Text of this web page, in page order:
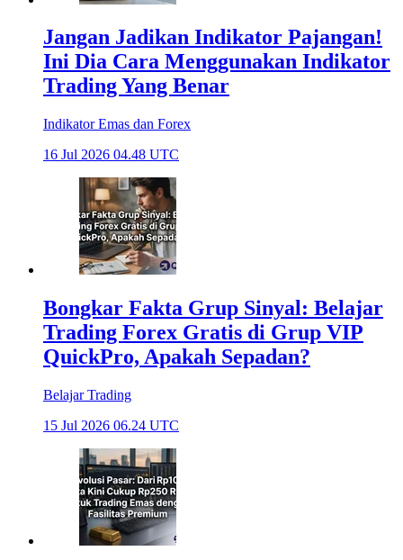
Jangan Jadikan Indikator Pajangan!
Ini Dia Cara Menggunakan Indikator
Trading Yang Benar
Indikator Emas dan Forex
16 Jul 2026 04.48 UTC
Bongkar Fakta Grup Sinyal: Belajar
Trading Forex Gratis di Grup VIP
QuickPro, Apakah Sepadan?
Belajar Trading
15 Jul 2026 06.24 UTC